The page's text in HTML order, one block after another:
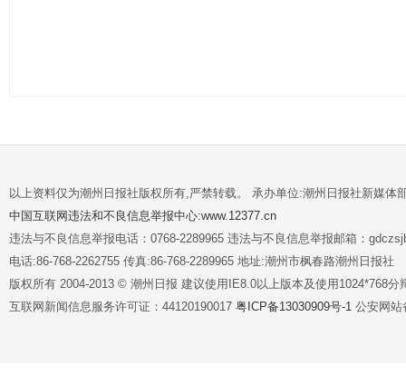
以上资料仅为潮州日报社版权所有,严禁转载。 承办单位:潮州日报社新媒体
中国互联网违法和不良信息举报中心:www.12377.cn
违法与不良信息举报电话：0768-2289965 违法与不良信息举报邮箱：
电话:86-768-2262755 传真:86-768-2289965 地址:潮州市枫春路潮州日报社
版权所有 2004-2013 © 潮州日报 建议使用IE8.0以上版本及使用1024*768分
互联网新闻信息服务许可证：44120190017 粤ICP备13030909号-1 公安网站